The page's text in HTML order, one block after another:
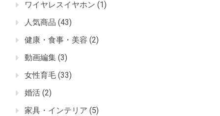
ワイヤレスイヤホン (1)
人気商品 (43)
健康・食事・美容 (2)
動画編集 (3)
女性育毛 (33)
婚活 (2)
家具・インテリア (5)